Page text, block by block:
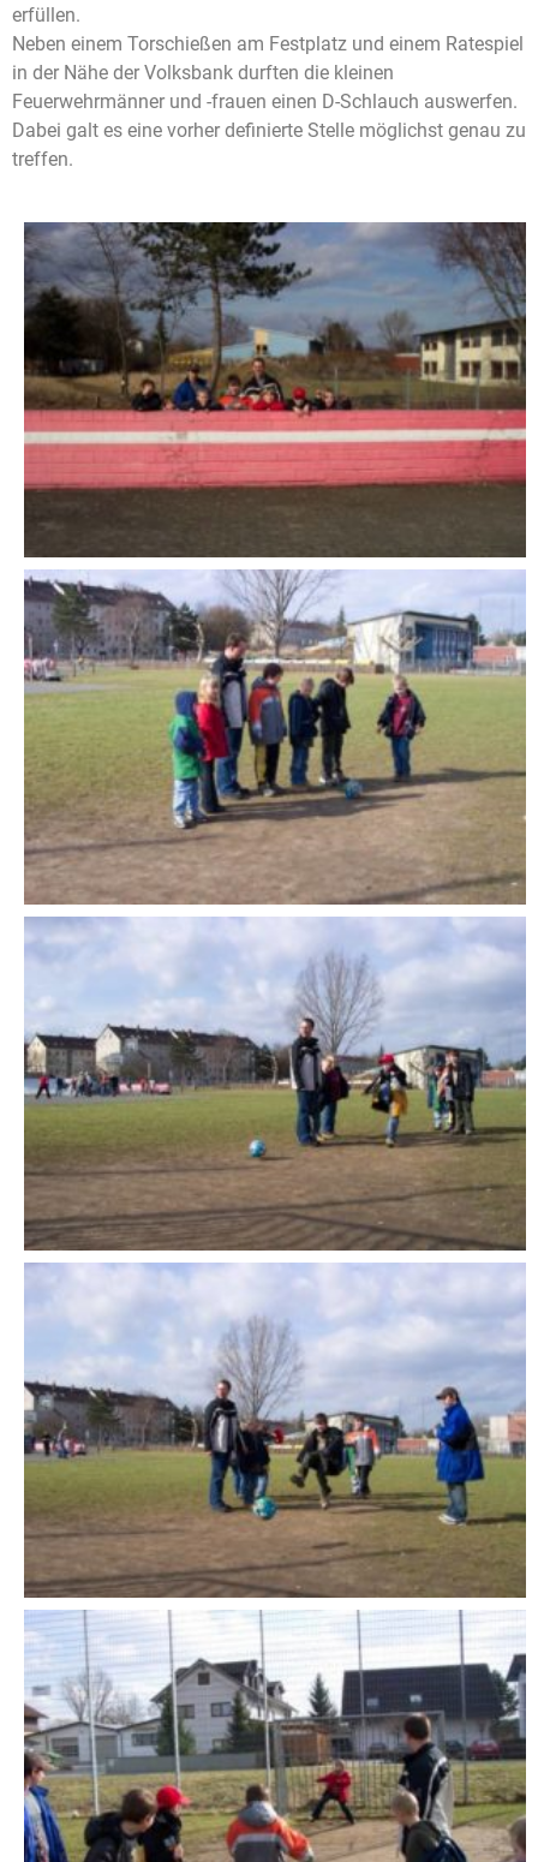
erfüllen.
Neben einem Torschießen am Festplatz und einem Ratespiel
in der Nähe der Volksbank durften die kleinen
Feuerwehrmänner und -frauen einen D-Schlauch auswerfen.
Dabei galt es eine vorher definierte Stelle möglichst genau zu
treffen.